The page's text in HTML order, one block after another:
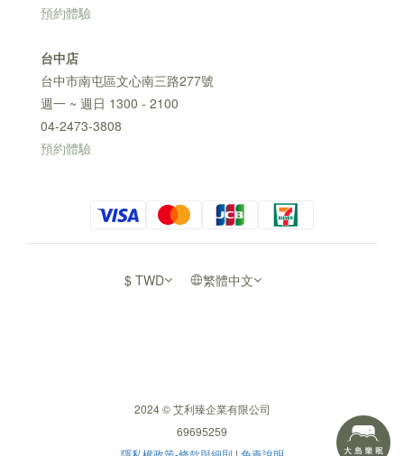
預約體驗
台中店
台中市南屯區文心南三路277號
週一 ~ 週日 1300 - 2100
04-2473-3808
預約體驗
$ TWD 繁體中文
2024 © 艾利臻企業有限公司
69695259